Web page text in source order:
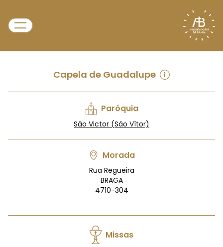
Capela de Guadalupe
Paróquia
São Victor (São Vítor)
Morada
Rua Regueira
BRAGA
4710-304
Missas